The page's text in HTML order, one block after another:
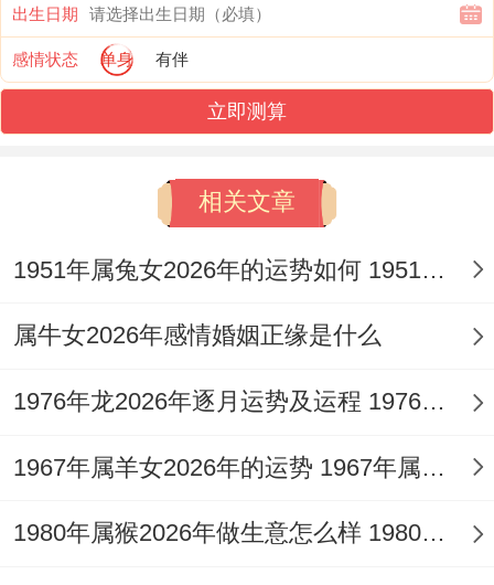
寅月生人地支寅木当令。木旺生火，与流年
午火、年支戌土构成「寅午戌三合火局」，
此合局将个人潜能、时运机遇与外界环境强
但三合火局成化，火势燎原，可能造成性格
急躁、决策冒进，尤其在竞争性场合易因冲
结合全年「比肩夺财」的潜在作用。正月生
人此年利于团队协作、参加竞赛或开拓新范
度消耗。
佩戴如「祥安阁鳌笔点睛吊坠」。借助其
出生日期
感情状态 单身 有伴
立即测算
相关文章
1951年属兔女2026年的运势如何 1951年属兔女2026年健康
属牛女2026年感情婚姻正缘是什么
1976年龙2026年逐月运势及运程 1976年龙2026年运势及运程
1967年属羊女2026年的运势 1967年属羊女2026年运势及运程
1980年属猴2026年做生意怎么样 1980年属猴2026年运势